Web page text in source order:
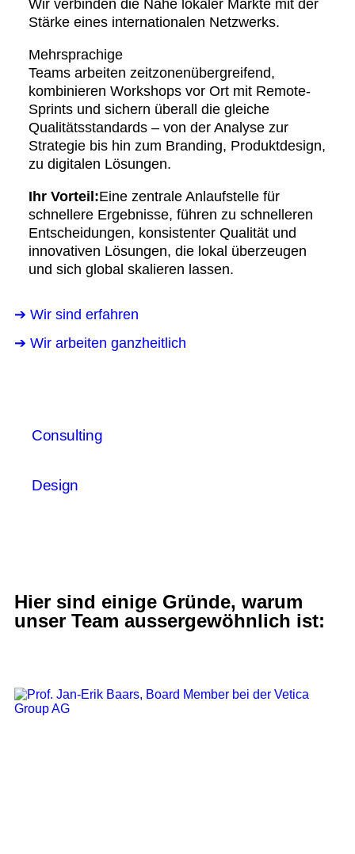
Wir verbinden die Nähe lokaler Märkte mit der
Stärke eines internationalen Netzwerks.
Mehrsprachige
Teams arbeiten zeitzonenübergreifend,
kombinieren Workshops vor Ort mit Remote-
Sprints und sichern überall die gleiche
Qualitätsstandards – von der Analyse zur
Strategie bis hin zum Branding, Produktdesign,
zu digitalen Lösungen.
Ihr Vorteil:Eine zentrale Anlaufstelle für
schnellere Ergebnisse, führen zu schnelleren
Entscheidungen, konsistenter Qualität und
innovativen Lösungen, die lokal überzeugen
und sich global skalieren lassen.
➔ Wir sind erfahren
➔ Wir arbeiten ganzheitlich
Consulting
Design
Hier sind einige Gründe, warum
unser Team aussergewöhnlich ist: